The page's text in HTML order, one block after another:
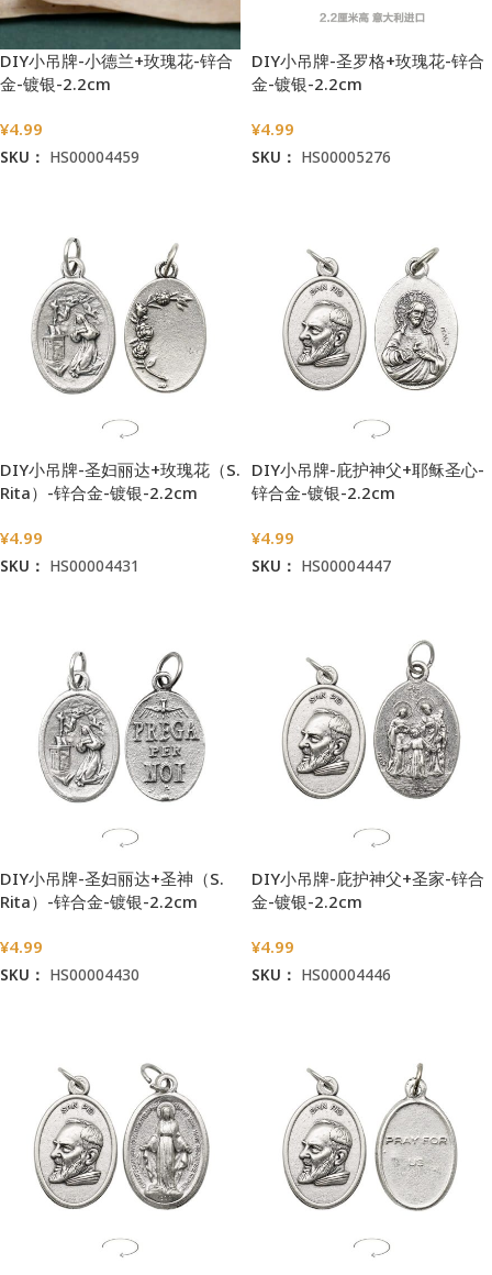
DIY小吊牌-小德兰+玫瑰花-锌合
金-镀银-2.2cm
¥4.99
SKU： HS00004459
DIY小吊牌-圣罗格+玫瑰花-锌合
金-镀银-2.2cm
¥4.99
SKU： HS00005276
DIY小吊牌-圣妇丽达+玫瑰花（S.
Rita）-锌合金-镀银-2.2cm
¥4.99
SKU： HS00004431
DIY小吊牌-庇护神父+耶稣圣心-
锌合金-镀银-2.2cm
¥4.99
SKU： HS00004447
DIY小吊牌-圣妇丽达+圣神（S.
Rita）-锌合金-镀银-2.2cm
¥4.99
SKU： HS00004430
DIY小吊牌-庇护神父+圣家-锌合
金-镀银-2.2cm
¥4.99
SKU： HS00004446